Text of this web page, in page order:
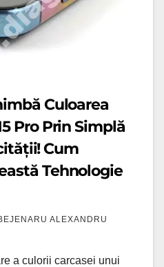
Culoarea
Pro Prin Simplă
Cum
Tehnologie
ALEXANDRU
a culorii carcasei unui